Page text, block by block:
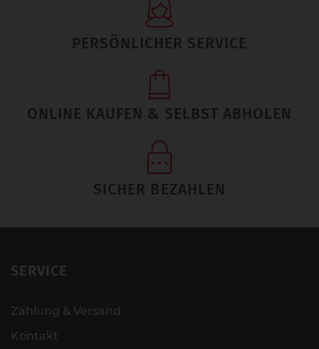
PERSÖNLICHER SERVICE
ONLINE KAUFEN & SELBST ABHOLEN
SICHER BEZAHLEN
SERVICE
Zahlung & Versand
Kontakt